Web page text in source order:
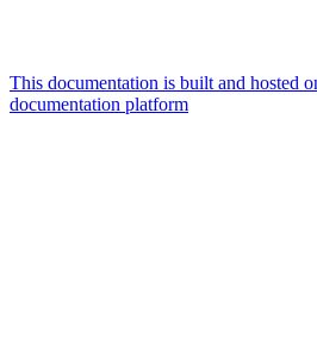
This documentation is built and hosted
documentation platform